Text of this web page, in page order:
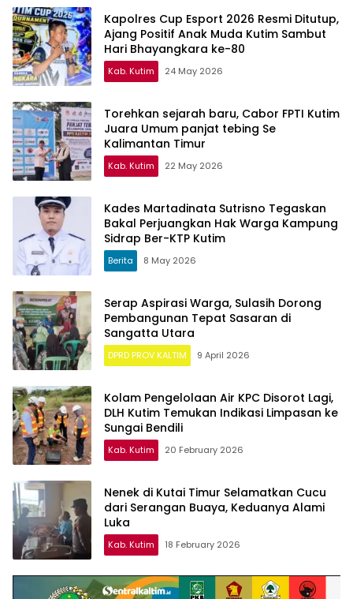
Kapolres Cup Esport 2026 Resmi Ditutup,
Ajang Positif Anak Muda Kutim Sambut
Hari Bhayangkara ke-80
Kab. Kutim 24 May 2026
Torehkan sejarah baru, Cabor FPTI Kutim
Juara Umum panjat tebing Se
Kalimantan Timur
Kab. Kutim 22 May 2026
Kades Martadinata Sutrisno Tegaskan
Bakal Perjuangkan Hak Warga Kampung
Sidrap Ber-KTP Kutim
Berita 8 May 2026
Serap Aspirasi Warga, Sulasih Dorong
Pembangunan Tepat Sasaran di
Sangatta Utara
DPRD PROV KALTIM 9 April 2026
Kolam Pengelolaan Air KPC Disorot Lagi,
DLH Kutim Temukan Indikasi Limpasan ke
Sungai Bendili
Kab. Kutim 20 February 2026
Nenek di Kutai Timur Selamatkan Cucu
dari Serangan Buaya, Keduanya Alami
Luka
Kab. Kutim 18 February 2026